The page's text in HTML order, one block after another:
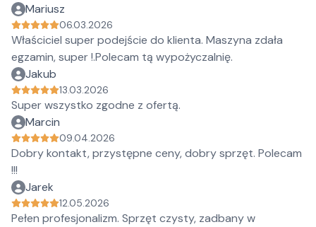
Mariusz
06.03.2026
Właściciel super podejście do klienta. Maszyna zdała
egzamin, super !.Polecam tą wypożyczalnię.
Jakub
13.03.2026
Super wszystko zgodne z ofertą.
Marcin
09.04.2026
Dobry kontakt, przystępne ceny, dobry sprzęt. Polecam
!!!
Jarek
12.05.2026
Pełen profesjonalizm. Sprzęt czysty, zadbany w